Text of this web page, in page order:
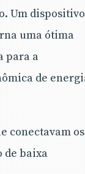
Um dispositivo
uma ótima
para a
de
conectavam os
de baixa